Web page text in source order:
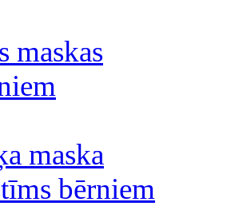
maskas
maska
bērniem